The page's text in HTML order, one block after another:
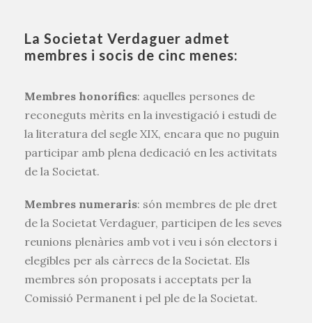
La Societat Verdaguer admet
membres i socis de cinc menes:
Membres honorífics: aquelles persones de
reconeguts mèrits en la investigació i estudi de
la literatura del segle XIX, encara que no puguin
participar amb plena dedicació en les activitats
de la Societat.
Membres numeraris: són membres de ple dret
de la Societat Verdaguer, participen de les seves
reunions plenàries amb vot i veu i són electors i
elegibles per als càrrecs de la Societat. Els
membres són proposats i acceptats per la
Comissió Permanent i pel ple de la Societat.